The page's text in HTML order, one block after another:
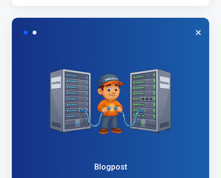
Blogpost